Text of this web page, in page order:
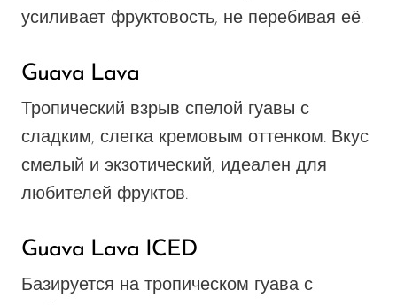
усиливает фруктовость, не перебивая её.
Guava Lava
Тропический взрыв спелой гуавы с
сладким, слегка кремовым оттенком. Вкус
смелый и экзотический, идеален для
любителей фруктов.
Guava Lava ICED
Базируется на тропическом гуава с